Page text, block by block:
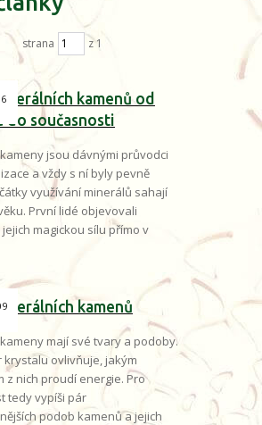
strana z 1
kamenů od
do současnosti
jsou dávnými průvodci
a vždy s ní byly pevně
využívání minerálů sahají
První lidé objevovali
magickou sílu přímo v
kamenů
mají své tvary a podoby.
krystalu ovlivňuje, jakým
z nich proudí energie. Pro
tedy vypíši pár
podob kamenů a jejich